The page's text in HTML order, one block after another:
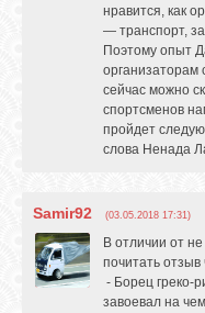
нравится, как
— транспорт,
Поэтому опыт
организаторам
сейчас можно
спортсменов
пройдет
слова Ненада
Samir92 (03.05.2018 17:31)
В отличии от
почитать
- Борец греко-
завоевал на